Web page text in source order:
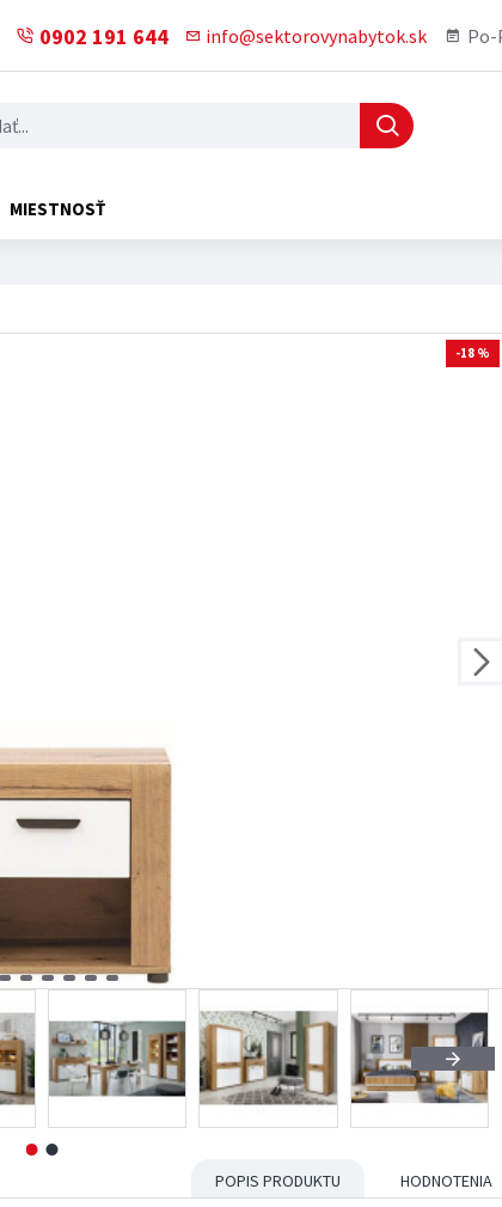
0902 191 644 info@sektorovynabytok.sk Po-
MIESTNOSŤ
-18 %
POPIS PRODUKTU HODNOTENIA